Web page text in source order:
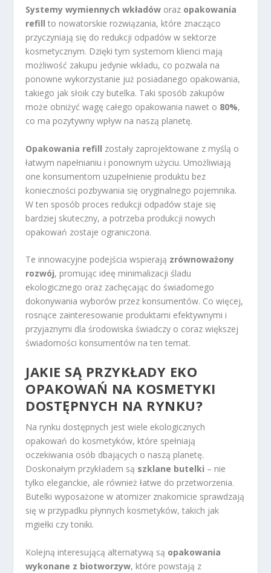
Systemy wymiennych wkładów oraz opakowania
refill to nowatorskie rozwiązania, które znacząco
przyczyniają się do redukcji odpadów w sektorze
kosmetycznym. Dzięki tym systemom klienci mają
możliwość zakupu jedynie wkładu, co pozwala na
ponowne wykorzystanie już posiadanego opakowania,
takiego jak słoik czy butelka. Taki sposób zakupów
może obniżyć wagę całego opakowania nawet o 80%,
co ma pozytywny wpływ na naszą planetę.
Opakowania refill zostały zaprojektowane z myślą o
łatwym napełnianiu i ponownym użyciu. Umożliwiają
one konsumentom uzupełnienie produktu bez
konieczności pozbywania się oryginalnego pojemnika.
W ten sposób proces redukcji odpadów staje się
bardziej skuteczny, a potrzeba produkcji nowych
opakowań zostaje ograniczona.
Te innowacyjne podejścia wspierają zrównoważony
rozwój, promując ideę minimalizacji śladu
ekologicznego oraz zachęcając do świadomego
dokonywania wyborów przez konsumentów. Co więcej,
rosnące zainteresowanie produktami efektywnymi i
przyjaznymi dla środowiska świadczy o coraz większej
świadomości konsumentów na ten temat.
JAKIE SĄ PRZYKŁADY EKO
OPAKOWAŃ NA KOSMETYKI
DOSTĘPNYCH NA RYNKU?
Na rynku dostępnych jest wiele ekologicznych
opakowań do kosmetyków, które spełniają
oczekiwania osób dbających o naszą planetę.
Doskonałym przykładem są szklane butelki – nie
tylko eleganckie, ale również łatwe do przetworzenia.
Butelki wyposażone w atomizer znakomicie sprawdzają
się w przypadku płynnych kosmetyków, takich jak
mgiełki czy toniki.
Kolejną interesującą alternatywą są opakowania
wykonane z biotworzyw, które powstają z